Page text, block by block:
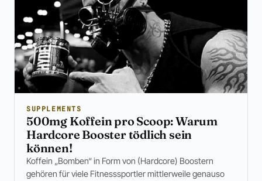
SUPPLEMENTS
500mg Koffein pro Scoop: Warum
Hardcore Booster tödlich sein
können!
Koffein „Bomben“ in Form von (Hardcore) Boostern
gehören für viele Fitnesssportler mittlerweile genauso